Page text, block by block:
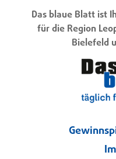
Das blaue Blatt ist
für die Region
Bielefeld